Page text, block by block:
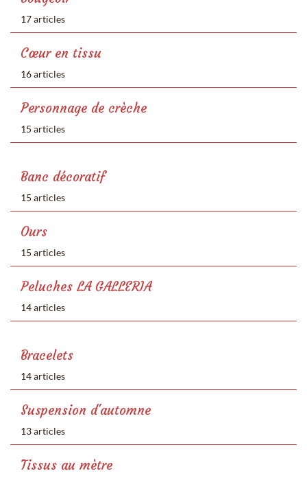
17 articles
Cœur en tissu
16 articles
Personnage de crèche
15 articles
Banc décoratif
15 articles
Ours
15 articles
Peluches LA GALLERIA
14 articles
Bracelets
14 articles
Suspension d'automne
13 articles
Tissus au mètre